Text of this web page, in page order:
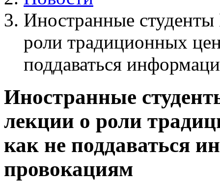
Иностранные
роли традиционных
поддаваться
Иностранные
лекции о роли
как не поддаваться
провокациям